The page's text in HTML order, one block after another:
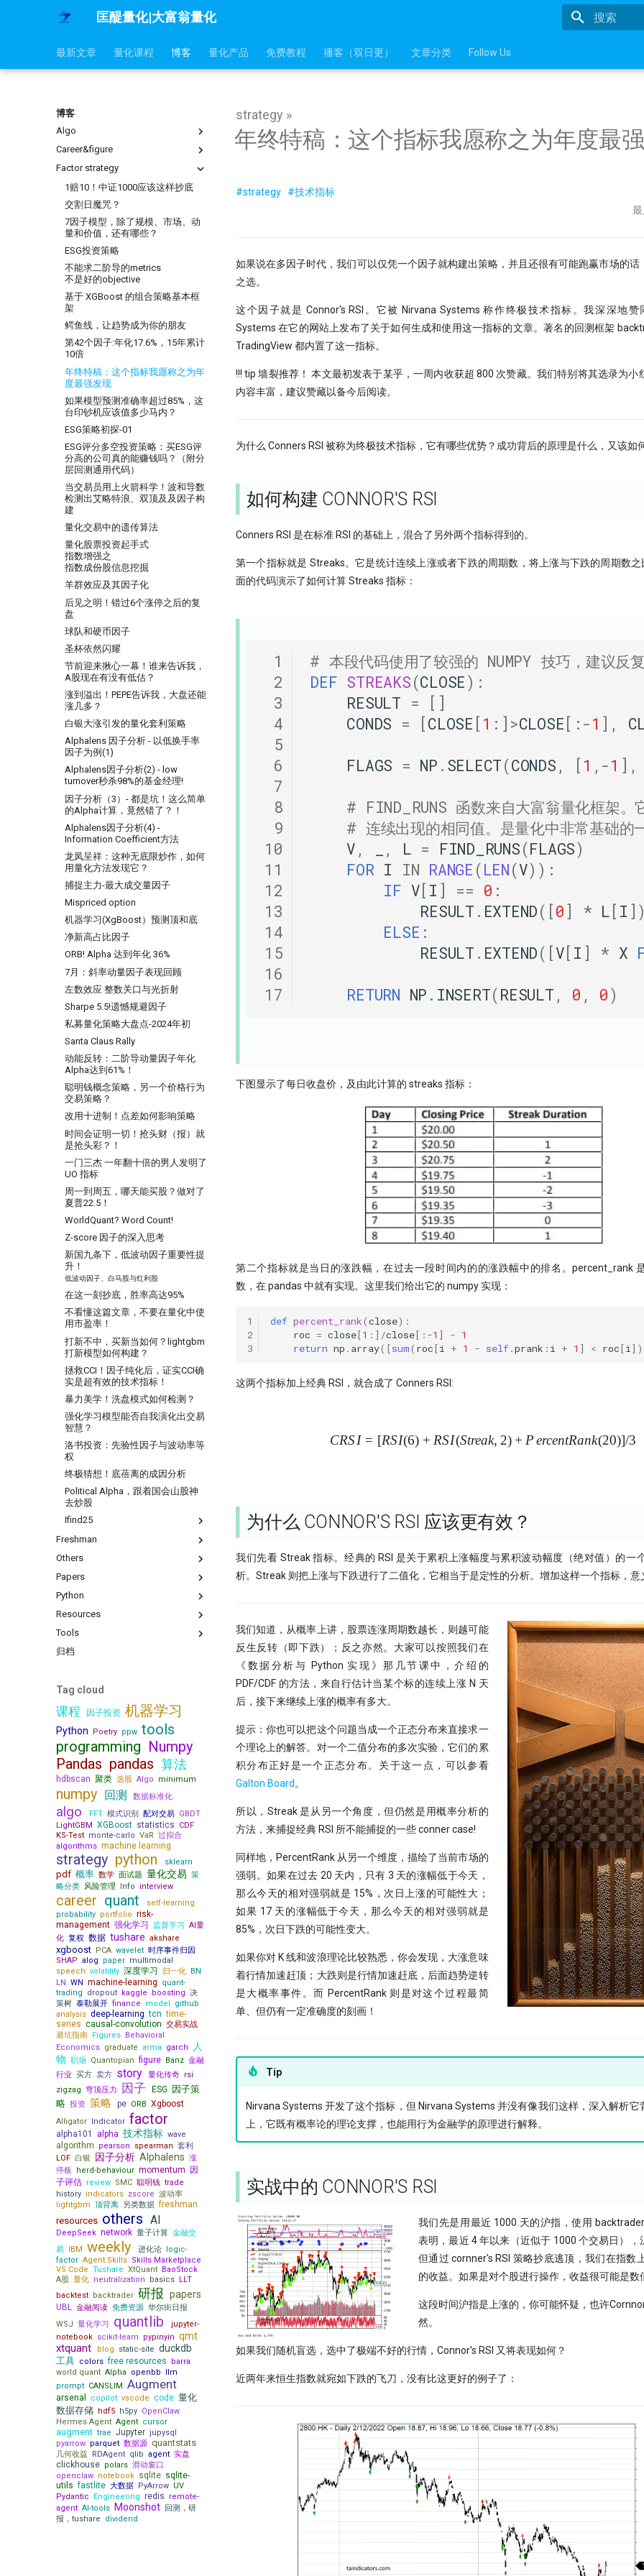
匡醍量化|大富翁量化
最新文章 量化课程 博客 量化产品 免费教程 播客（双日更） 文章分类 Follow Us
博客
Algo
mldp
why stop loss is so bad
地量见地价？我拿一年的上证数据
算了算
夏普大于4的策略有多恐怖？但它
为什么好得不真实？
用HDBSCAN聚类算法选股是否有
hdbscan 聚类算法扫描配对交易
GBDT做回归预测的秘密
蒙特卡洛：看似很高端的技术，其
实很暴力很初级
样本外测试之外，我们还有哪些过
拟合检测方法？
归一化？
量化面试神题：圆上随机点的概率
PDF is all you need(2)
PDF is all you need(3)
虎口夺食：量化交易中高频率、低
风险策略的诱惑与陷阱
前视偏差 - 看似明白，实则糊涂
脑筯急转弯
一个散户自学量化的 20 个月
两种思路
用大白话讲清楚，哪种更适合金融量化
关于昨天应该涨多少这件事，
Tushare 和 东财还没商量好
带你读论文：PCA、离散小波和
XGBoost构建交易策略
谁压垮了这个基站？用XGBoost如
The Sound of Risk! 闻弦歌而知雅
意, 声音里隐藏的另类因子
Tcn
60天，怎么搭起自己的量化学习
框架
Dropout：给温室里的AI断水断
粮，它才能在实盘中活下来
量化模型中的 BN、LN 与 WN：
为什么照搬计算机视觉的经验会
什么总有竞争力？
如何设计一个能活过黄金黑天鹅
的策略
残差连接：深度学习成功的关键
列解构方式
效，AI 模型在金融市场的客观困
境
为什么我们需要因果卷积？
Career&figure
不小心杀入了量化赛道，现在该怎
念
在量化交易中，掌握
ARMA/GARCH 的重要性？
Datathon-我的Citadel量化岗之
路！附历年比赛资料
金融/计量专业，硕士论文怎么确
定研究课题？
高薪金领都用啥编程语言？SQL、
Python领航，附排名！
反抗者的崛起！Fawce 和
Quantopian 的量化之路
我之为我，有路可寻：量化传奇
Max Dama 的非典型量化之路
牛人太多：小市值因子之父，毕业
论文被大佬狂怼
Successfully starting a career in
金融行业买方与卖方：利润与稳定
性的背后逻辑
硕士在读，如何才能入行量化交易
月亮和Pandas - Wes Mckinney的
传奇故事
找校友！起底百亿私募创始人
追随美的指引-纪念西蒙斯
Factor strategy
1赔10！中证1000应该这样抄底
交割日魔咒？
7因子模型，除了规模、市场、动
量和价值，还有哪些？
ESG投资策略
不能求二阶导的metrics
不是好的objective
基于 XGBoost 的组合策略基本框
架
鳄鱼线，让趋势成为你的朋友
第42个因子:年化17.6%，15年累计
10倍
年终特稿：这个指标我愿称之为年
度最强发现
如果模型预测准确率超过85%，这
台印钞机应该值多少马内？
ESG策略初探-01
ESG评分多空投资策略：买ESG评
分高的公司真的能赚钱吗？（附分
层回测通用代码）
当交易员用上火箭科学！波和导数
检测出艾略特浪、双顶及及因子构
建
量化交易中的遗传算法
量化股票投资起手式
指数增强之
指数成份股信息挖掘
羊群效应及其因子化
后见之明！错过6个涨停之后的复
盘
球队和硬币因子
圣杯依然闪耀
节前迎来揪心一幕！谁来告诉我，
A股现在有没有低估？
涨到溢出！PEPE告诉我，大盘还能
涨几多？
白银大涨引发的量化套利策略
Alphalens 因子分析 - 以低换手率
因子为例(1)
Alphalens因子分析(2) - low
turnover秒杀98%的基金经理!
因子分析（3）- 都是坑！这么简单
的Alpha计算，竟然错了？！
Alphalens因子分析(4) -
Information Coefficient方法
龙凤呈祥：这种无底限炒作，如何
用量化方法发现它？
捕捉主力-最大成交量因子
Mispriced option
机器学习(XgBoost）预测顶和底
净新高占比因子
ORB! Alpha 达到年化 36%
7月：斜率动量因子表现回顾
左数效应 整数关口与光折射
Sharpe 5.5!遗憾规避因子
私募量化策略大盘点-2024年初
Santa Claus Rally
动能反转：二阶导动量因子年化
Alpha达到61%！
聪明钱概念策略，另一个价格行为
交易策略？
改用十进制！点差如何影响策略
时间会证明一切！抢头财（报）就
是抢头彩？！
一门三杰 一年翻十倍的男人发明了
UO 指标
周一到周五，哪天能买股？做对了
夏普22.5！
WorldQuant? Word Count!
Z-score 因子的深入思考
新国九条下，低波动因子重要性提
升！
低波动因子、白马股与红利股
在这一刻抄底，胜率高达95%
不看懂这篇文章，不要在量化中使
用市盈率！
打新不中，买新当如何？lightgbm
打新模型如何构建？
拯救CCI！因子纯化后，证实CCI确
实是超有效的技术指标！
暴力美学！洗盘模式如何检测？
强化学习模型能否自我演化出交易
智慧？
洛书投资：先验性因子与波动率等
权
终极猜想！底蓓离的成因分析
Political Alpha，跟着国会山股神
去炒股
Ifind25
你在同花顺上的每一次点击，都
Freshman
问薪无愧！
Others
全球Windows机器蓝屏，作为量化
掘墓人，但中初级程序员是爬不出
来了
当我在星巴克连上家里的服务器，
IPV6，你是值得的
量子飞跃：汇丰银行债券交易可能
成为华尔街未来
机器的觉醒！人工智能风云激荡70
年
[0721] QuanTide Weekly
[0728] QuanTide Weekly
[0804] QuanTide Weekly
[0811] QuanTide Weekly
[0818] QuanTide Weekly
[0825] QuanTide Weekly
[0901] QuanTide Weekly
[0908] QuanTide Weekly
[0915] QuanTide Weekly
[0922] QuanTide Weekly
[0929] QuanTide Weekly
[1013] QuanTide Weekly
[1020] QuanTide Weekly
[1027] QuanTide Weekly
[1103] QuanTide Weekly
普校逆袭天花板 进化论王一平：有
逻辑的量化
做能调教AI的赛博老技师，量化人
也该开始装Skills了
量化投资黑话：深度解析“因子”及
其核心逻辑
Papers
『译研报03』Z变换改造均线，一
盘？
『译研报04』 年化25%的策略到底
有没有翻车？
『匡醍译研报 01』 驯龙高手，从
股谚到量化因子的工程化落地
『匡醍译研报 02』 驯龙高手，从
股谚到量化因子的工程化落地
如何获取免费的华尔街日报的文章
把研报『翻译』成代码，80%的工
作都在这篇文章里讲了
Python
只廖廖数行，但很惊艳的代码
为什么量化人应该使用duckdb？
Jupyter Notebook中如何设置环境
4k stars! 如何实现按拼音首字母查
询证券代码？
10 月 24 日，庆祝码农节！Python
刚刚发布了 3.13 版本
提速100倍！QMT复权因子高效算
法
2024年，免费博客赚钱方案
给Pandas找个搭子，用SQL玩转
Dataframe!
Resources
一些和颜色相关的网站
Barra风险模型构建完全指南
论如何白嫖论文
量化金融人都在看哪些顶刊
Tools
你可能不知道的8个IPython技巧
OpenBB 实战！轻松获取海外市场
数据
不只是另一个量化轮子，
AlphaSuite还带来了CANSLIM模型
的提示词
Augment随手记
如何免登录重启miniqmt?
Don't fly solo! 量化人如何使用AI工
具
里程碑！DuckDB 发布 1.0
高效量化编程: Mask Array应用和
find_runs
Pandas高级技巧-1
高效量化编程: Pandas 的多级索引
12个参数，48个组合，这么复杂的
函数怎么学？
200倍速！基于 HDF5 的证券数据
存储
既生瑜 何生亮！ Hermes Agent究
竟怎么样？
试过 Cursor 和 Trae 之后，我如何
用 Augment 完成了一个复杂项目
量化人如何用好Jupyter环境？
（一）
量化人如何用好 Jupyter？（二）
Pandas连续涨停统计
存了50TB！pyarrow + parquet
xtquant 中的板块数据
量化数据免费方案之 QMT
算收益，用算术平均好还是几何平
均好?
原作者失联8个月，我们接手维护
后他突然回来了
Quantstats Reloaded
微软 RD-Agent：量化人的 AI 研发
搭档
量化实盘接口
ClickHouse: One table to rule them
all!
QMT/XtQuant 之开发环境篇
前后复权都不对，动态复权又太
贵！一文揭示策略失败的根本原因
龙虾流量太贵？ 我一招搞定每天
7500万词元
致命的 ID -- DuckDB 中的
Returning 子句之谜
睽违17年，ta-lib重装出发！
量化研究员如何写一手好代码
量子计算能否重构量化金融未来？
为了机器能学习，我标注了 2 万条
行情数据
21天驯化AI打工仔
21天驯化AI打工仔 - 我如何获取
量化数据
21天驯化AI打工仔 - 开发量化交
易系统
2026十大量化技术
量化新基建(三) - FastHTML：
Python 全栈开发的终极答案
AI tools
除了编程，量化人还能怎么用
Moonshot
归档
Tag cloud
课程 因子投资 机器学习
Python Poetry ppw tools
programming Numpy
Pandas pandas 算法
hdbscan 聚类 选股 Algo minimum
numpy 回测 数据标准化
algo FFT 模式识别 配对交易 GBDT
LightGBM XGBoost statistics
CDF
KS-Test monte-carlo VaR 过拟合
algorithms machine learning
strategy python sklearn
pdf 概率 数学 面试题 量化交易 策
略分类 风险管理 Info interview
career quant
self-learning
probability portfolio risk-
management 强化学习 监督学习 AI量
化 复权 数据 tushare akshare
xgboost PCA wavelet 时序事件归因
SHAP alog paper multimodal
speech volatility 深度学习 归一化
BN
LN WN machine-learning
quant-
trading dropout kaggle boosting 决
策树 泰勒展开 finance model github
analysis deep-learningtcntime-
series causal-convolution 交易实战
避坑指南
Figures
Behavioral
Economics graduate arma garch
人
物 职场 Quantopianfigure Banz 金融
行业 买方 卖方 story 量化传奇 rsi
zigzag 穹顶压力 因子 ESG
因子策
略 投资 策略 pe ORB Xgboost
Alligator Indicator factor
alpha101 alpha 技术指标 wave
algorithm pearson spearman 套利
LOF 白银 因子分析 Alphalens 涨
停板
herd-behaviour momentum
因
子评估 review SMC 聪明钱 trade
history indicators zscore 波动率
lightgbm 顶背离 另类数据freshman
resources others AI
DeepSeek network 量子计算 金融交
易
IBM weekly 进化论
logic-
factor Agent Skills Skills Marketplace
VS Code Tushare XtQuant
BaoStock
A股 量化 neutralization basics
LLT
backtest
backtrader 研报 papers
UBL 金融阅读 免费资源 华尔街日报
WSJ 量化学习 quantlib
jupyter-
notebook scikit-learn pypinyin qmt
xtquant blog static-site duckdb
工具 colorsfree resources
barra
world quant Alpha openbb
llm
prompt CANSLIM Augment
arsenal copilot vscode code 量化
数据存储
hdf5 h5py OpenClaw
Hermes Agent Agent cursor
augment trae Jupyter jupysql
pyarrow parquet 数据源 quantstats
几何收益 RDAgent qlib agent 实盘
clickhouse polars 滑动窗口
openclaw notebook sqlite sqlite-
utilsfastlite 大数据 PyArrow UV
Pydantic
Engineering redis
remote-
agent AI-tools Moonshot
回测，研
报，tushare dividend
strategy »
年终特稿：这个指标我愿称之为年度最
#strategy #技术指标
如果说在多因子时代，我们可以仅凭一个因子就构建出策略，并且还很有可能跑赢市场的话
之选。
这个因子就是 Connor's RSI。它被 Nirvana Systems 称作终极技术指标。我深深地赞
Systems 在它的网站上发布了关于如何生成和使用这一指标的文章。著名的回测框架
TradingView 都内置了这一指标。
!!! tip 墙裂推荐！ 本文最初发表于某乎，一周内收获超 800 次赞藏。我们特别将其选录为小
内容丰富，建议赞藏以备今后阅读。
为什么 Conners RSI 被称为终极技术指标，它有哪些优势？成功背后的原理是什么，又该如
如何构建 CONNOR'S RSI
Conners RSI 是在标准 RSI 的基础上，混合了另外两个指标得到的。
第一个指标就是 Streaks。它是统计连续上涨或者下跌的周期数，将上涨与下跌的周期数之
面的代码演示了如何计算 Streaks 指标：
1
2
3
4
5
6
7
8
9
10
11
12
13
14
15
16
17
# 本段代码使用了较强的 NUMPY 技巧，建议反
DEF STREAKS(CLOSE):
RESULT =
[]
CONDS = [CLOSE [ 1 :] >CLOSE [: -1 ],
FLAGS = NP . SELECT(CONDS , [ 1 , -1 ],
# FIND_RUNS 函数来自大富翁量化框架。
# 连续出现的相同值。是量化中非常基础的
V , , L = FIND_RUNS(FLAGS)
FOR I IN RANGE (LEN(V)):
IF V [ I ] == 0 :
RESULT . EXTEND([0] * L [ I ])
ELSE :
RESULT . EXTEND([V [ I ] * X
RETURN NP . INSERT(RESULT , 0 , 0)
下图显示了每日收盘价，及由此计算的 streaks 指标：
第二个指标就是当日的涨跌幅，在过去一段时间内的的涨跌幅中的排名。percent_rank
数，在 pandas 中就有实现。这里我们给出它的 numpy 实现：
1
2
3
def percent_rank(close):
roc = close[1 :] /close[: -1 ] - 1
return np . array([sum( roc[i + 1 - self.prank : i + 1 ] < roc[i ])
这两个指标加上经典 RSI，就合成了 Conners RSI:
CRSI = [RSI(6) +
CRSI = [RSI(6) + RSI(Streak, 2) + PercentRank(20)]/3
为什么 CONNOR'S RSI 应该更有效？
我们先看 Streak 指标。经典的 RSI 是关于累积上涨幅度与累积波动幅度（绝对值）的一
析。Streak 则把上涨与下跌进行了二值化，它相当于是定性的分析。增加这样一个指标，意
我们知道，从概率上讲，股票连涨周期数越长，则越可能
反生反转（即下跌）；反之亦然。大家可以按照我们在
《数据分析与 Python 实现》那几节课中，介绍的
PDF/CDF 的方法，来自行估计当某个标的连续上涨 N 天
后，接下来继续上涨的概率有多大。
提示：你也可以把这个问题当成一个正态分布来直接求一
个理论上的解答。对一个二值分布的多次实验，它们的累
积分布正好是一个正态分布。关于这一点，可以参看
Galton Board 。
所以，Streak 是从另一个角度，但仍然是用概率分析的
方法，来捕捉经典 RSI 所不能捕捉的一些 conner case!
同样地，PercentRank 从另一个维度，描绘了当前市场的
强弱。如果在过去 20 天内，只有 3 天的涨幅低于今天，
那么今天的相对强弱就是 15%，次日上涨的可能性大；
如果 17 天的涨幅低于今天，那么今天的相对强弱就是
85%，次日下跌的可能性变大。
如果你对 K 线和波浪理论比较熟悉，你会发现，大涨意味
着行情加速赶顶；大跌则是行情加速赶底，后面趋势逆转
是大概率事件。而 PercentRank 则是对这个过程最简
单、但仍有一定准确度的刻画！
Tip
Nirvana Systems 开发了这个指标，但 Nirvana Systems 并没有像我们这样，深入解析它
上，它既有概率论的理论支撑，也能用行为金融学的原理进行解释。
实战中的 CONNOR'S RSI
我们先是用最近 1000 天的沪指，使用
表明，最近 4 年以来（近似于 1000 个交易日），
但通过 cornner's RSI 策略抄底逃顶，我们在指数
的收益。如果是对个股进行操作，收益很可能是数
这段时间沪指是上涨的，你可能怀疑，也许
然。
如果我们随机盲选，选中了极端不好的行情，Connor's RSI 又将表现如何？
近两年来恒生指数就宛如下跌的飞刀，没有比这更好的例子了：